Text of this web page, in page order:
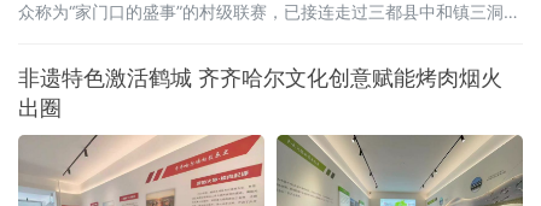
众称为“家门口的盛事”的村级联赛，已接连走过三都县中和镇三洞古
非遗特色激活鹤城 齐齐哈尔文化创意赋能烤肉烟火
出圈